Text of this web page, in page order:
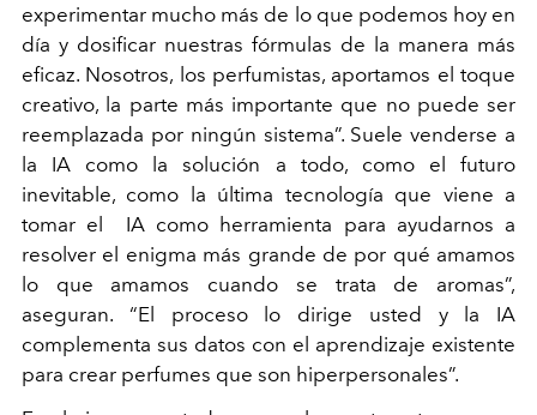
experimentar mucho más de lo que podemos hoy en
día y dosificar nuestras fórmulas de la manera más
eficaz. Nosotros, los perfumistas, aportamos el toque
creativo, la parte más importante que no puede ser
reemplazada por ningún sistema”. Suele venderse a
la IA como la solución a todo, como el futuro
inevitable, como la última tecnología que viene a
tomar el IA como herramienta para ayudarnos a
resolver el enigma más grande de por qué amamos
lo que amamos cuando se trata de aromas”,
aseguran. “El proceso lo dirige usted y la IA
complementa sus datos con el aprendizaje existente
para crear perfumes que son hiperpersonales”.